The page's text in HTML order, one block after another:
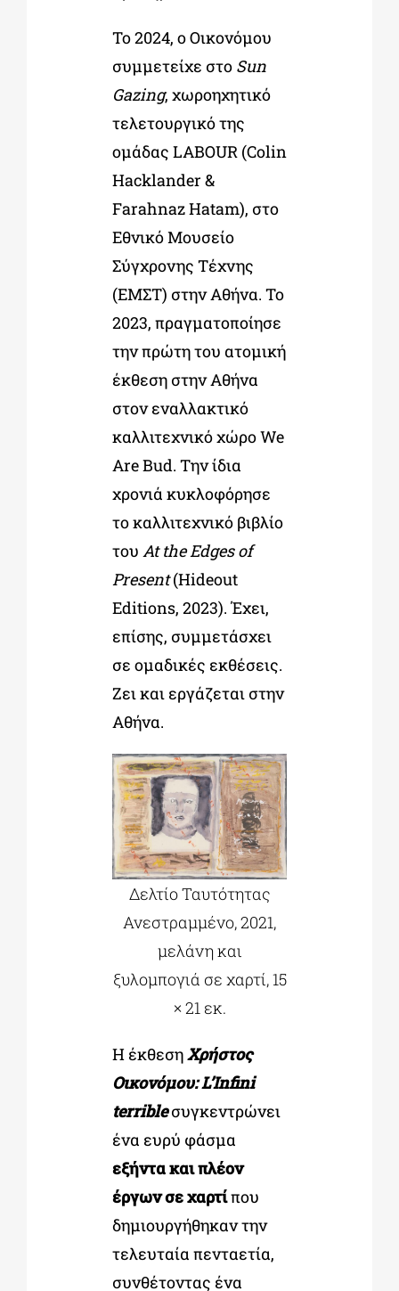
Το 2024, ο Οικονόμου
συμμετείχε στο Sun
Gazing, χωροηχητικό
τελετουργικό της
ομάδας LABOUR (Colin
Hacklander &
Farahnaz Hatam), στο
Εθνικό Μουσείο
Σύγχρονης Τέχνης
(ΕΜΣΤ) στην Αθήνα. Το
2023, πραγματοποίησε
την πρώτη του ατομική
έκθεση στην Αθήνα
στον εναλλακτικό
καλλιτεχνικό χώρο We
Are Bud. Την ίδια
χρονιά κυκλοφόρησε
το καλλιτεχνικό βιβλίο
του At the Edges of
Present(Hideout
Editions, 2023). Έχει,
επίσης, συμμετάσχει
σε ομαδικές εκθέσεις.
Ζει και εργάζεται στην
Αθήνα.
Δελτίο Ταυτότητας
Ανεστραμμένο, 2021,
μελάνη και
ξυλομπογιά σε χαρτί, 15
× 21 εκ.
Η έκθεσηΧρήστος
Οικονόμου: L’Infini
terribleσυγκεντρώνει
ένα ευρύ φάσμα
εξήντα και πλέον
έργων σε χαρτίπου
δημιουργήθηκαν την
τελευταία πενταετία,
συνθέτοντας ένα